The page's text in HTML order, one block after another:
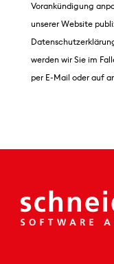
Vorankündigung
unserer Website
werden wir Sie im
per E-Mail oder auf